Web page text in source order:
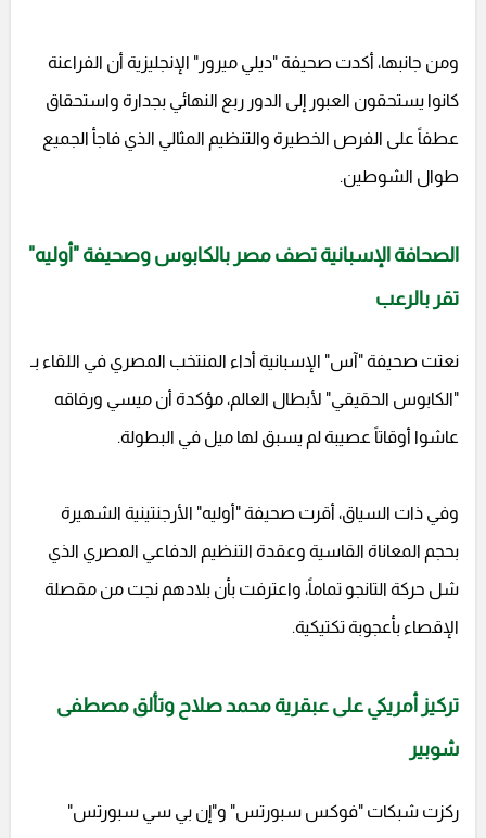
ومن جانبها، أكدت صحيفة "ديلي ميرور" الإنجليزية أن الفراعنة
كانوا يستحقون العبور إلى الدور ربع النهائي بجدارة واستحقاق
عطفاً على الفرص الخطيرة والتنظيم المثالي الذي فاجأ الجميع
طوال الشوطين.
الصحافة الإسبانية تصف مصر بالكابوس وصحيفة "أوليه"
تقر بالرعب
نعتت صحيفة "آس" الإسبانية أداء المنتخب المصري في اللقاء بـ
"الكابوس الحقيقي" لأبطال العالم، مؤكدة أن ميسي ورفاقه
عاشوا أوقاتاً عصيبة لم يسبق لها ميل في البطولة.
وفي ذات السياق، أقرت صحيفة "أوليه" الأرجنتينية الشهيرة
بحجم المعاناة القاسية وعقدة التنظيم الدفاعي المصري الذي
شل حركة التانجو تماماً، واعترفت بأن بلادهم نجت من مقصلة
الإقصاء بأعجوبة تكتيكية.
تركيز أمريكي على عبقرية محمد صلاح وتألق مصطفى
شوبير
ركزت شبكات "فوكس سبورتس" و"إن بي سي سبورتس"